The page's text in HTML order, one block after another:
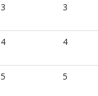
3 3
4 4
5 5